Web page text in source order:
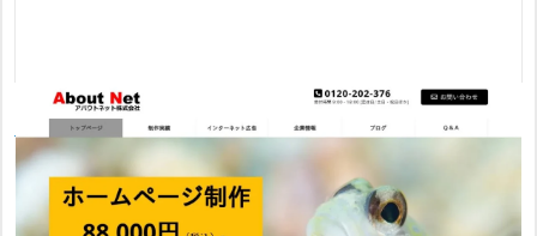
アバウトネット株式会社
は、伊勢崎市を拠点に1,300件以上の圧倒
的な制作実績を誇る会社です。
自社サービスブランド「e-web」を展開し、88,000円から制作可